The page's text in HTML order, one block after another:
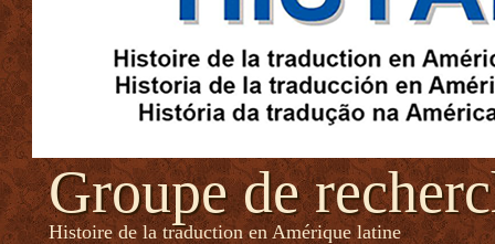
Groupe de
Histoire de la traduction en Amérique latine